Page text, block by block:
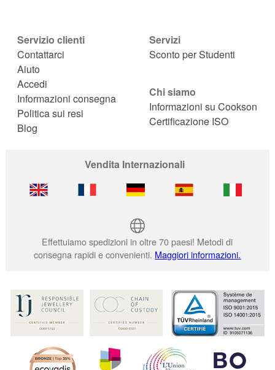
Servizio clienti
Contattarci
Aiuto
Accedi
Informazioni consegna
Politica sui resi
Blog
Servizi
Sconto per Studenti
Chi siamo
Informazioni su Cookson
Certificazione ISO
Vendita Internazionali
Effettuiamo spedizioni in oltre 70 paesi! Metodi di
consegna rapidi e convenienti. Maggiori informazioni.